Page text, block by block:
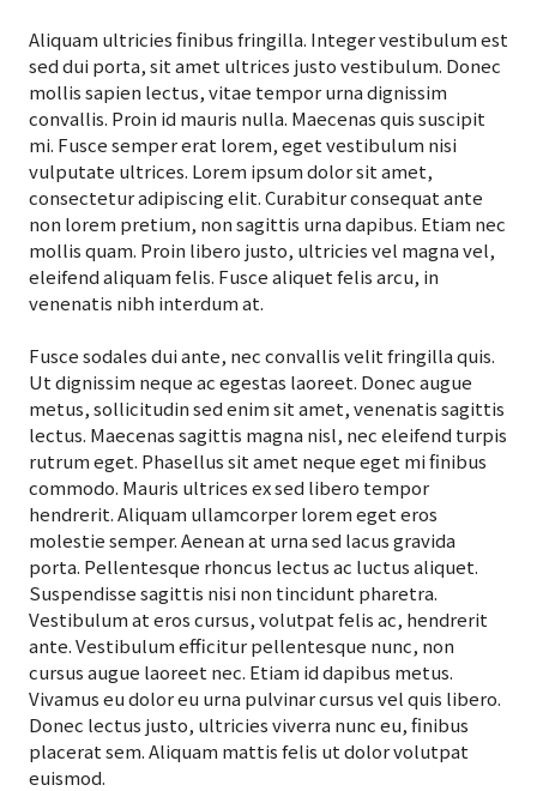
Aliquam ultricies finibus fringilla. Integer vestibulum est
sed dui porta, sit amet ultrices justo vestibulum. Donec
mollis sapien lectus, vitae tempor urna dignissim
convallis. Proin id mauris nulla. Maecenas quis suscipit
mi. Fusce semper erat lorem, eget vestibulum nisi
vulputate ultrices. Lorem ipsum dolor sit amet,
consectetur adipiscing elit. Curabitur consequat ante
non lorem pretium, non sagittis urna dapibus. Etiam nec
mollis quam. Proin libero justo, ultricies vel magna vel,
eleifend aliquam felis. Fusce aliquet felis arcu, in
venenatis nibh interdum at.
Fusce sodales dui ante, nec convallis velit fringilla quis.
Ut dignissim neque ac egestas laoreet. Donec augue
metus, sollicitudin sed enim sit amet, venenatis sagittis
lectus. Maecenas sagittis magna nisl, nec eleifend turpis
rutrum eget. Phasellus sit amet neque eget mi finibus
commodo. Mauris ultrices ex sed libero tempor
hendrerit. Aliquam ullamcorper lorem eget eros
molestie semper. Aenean at urna sed lacus gravida
porta. Pellentesque rhoncus lectus ac luctus aliquet.
Suspendisse sagittis nisi non tincidunt pharetra.
Vestibulum at eros cursus, volutpat felis ac, hendrerit
ante. Vestibulum efficitur pellentesque nunc, non
cursus augue laoreet nec. Etiam id dapibus metus.
Vivamus eu dolor eu urna pulvinar cursus vel quis libero.
Donec lectus justo, ultricies viverra nunc eu, finibus
placerat sem. Aliquam mattis felis ut dolor volutpat
euismod.